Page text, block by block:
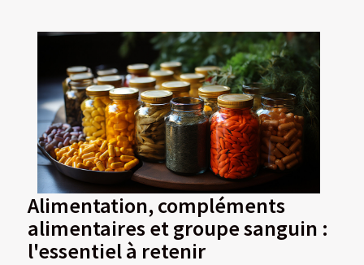
Alimentation, compléments
alimentaires et groupe sanguin :
l'essentiel à retenir